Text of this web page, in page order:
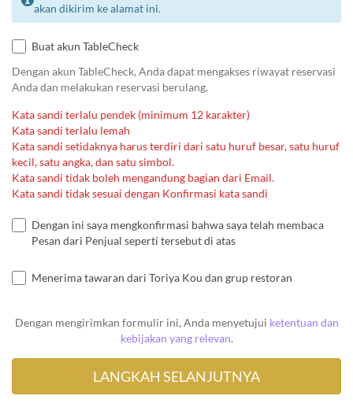
akan dikirim ke alamat ini.
Buat akun TableCheck
Dengan akun TableCheck, Anda dapat mengakses riwayat reservasi
Anda dan melakukan reservasi berulang.
Kata sandi terlalu pendek (minimum 12 karakter)
Kata sandi terlalu lemah
Kata sandi setidaknya harus terdiri dari satu huruf besar, satu huruf
kecil, satu angka, dan satu simbol.
Kata sandi tidak boleh mengandung bagian dari Email.
Kata sandi tidak sesuai dengan Konfirmasi kata sandi
Dengan ini saya mengkonfirmasi bahwa saya telah membaca
Pesan dari Penjual seperti tersebut di atas
Menerima tawaran dari Toriya Kou dan grup restoran
Dengan mengirimkan formulir ini, Anda menyetujui ketentuan dan
kebijakan yang relevan.